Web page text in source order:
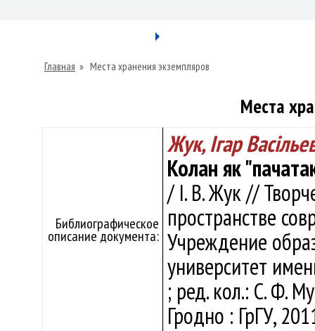
Главная » Места хранения экземпляров
Места
Библиографическое
описание документа:
Жук, Ігар
Колан як
/ І. В. Жук //
пространстве
Учреждение
университет
; ред. кол.: С. Ф.
Гродно : ГрГУ,